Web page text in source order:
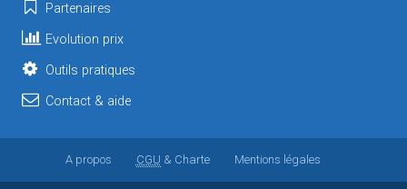
Partenaires
Evolution prix
Outils pratiques
Contact & aide
A propos CGU & Charte Mentions légales